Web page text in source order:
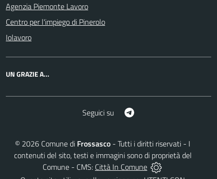
Agenzia Piemonte Lavoro
Centro per l'impiego di Pinerolo
Iolavoro
UN GRAZIE A...
Seguici su
© 2026 Comune di Frossasco - Tutti i diritti riservati - I
contenuti del sito, testi e immagini sono di proprietà del
Comune - CMS: Città In Comune